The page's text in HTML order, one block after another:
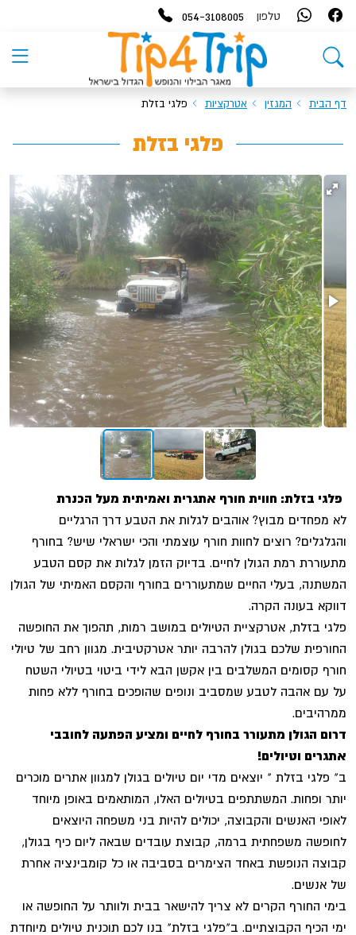
טלפון 054-3108005
דף הבית המגזין אטרקציות פלגי בזלת
פלגי בזלת
פלגי בזלת: חווית חורף אתגרית ואמיתית מעל הכנרת
לא מפחדים מבוץ? אוהבים לגלות את הטבע דרך הרגליים
והגלגלים? רוצים לחוות חורף עוצמתי והכי ישראלי שיש? בחורף
מתעוררת רמת הגולן לחיים. בדיוק הזמן לגלות את קסם הטבע
המשתנה, בעלי החיים שמתעוררים בחורף והקסם האמיתי של הגולן
דווקא בעונה הקרה.
פלגי בזלת, אטרקציית הטיולים במושב רמות, תהפוך את החופשה
החורפית שלכם בגולן להרבה יותר אטרקטיבית. מגוון רחב של טיולי
חורף קסומים המשלבים בין אקשן הבא לידי ביטוי בטיולי השטח
על עם אהבה לטבע שמסביב ונופים שהופכים בחורף ללא פחות
ממרהיבים.
דרום הגולן מתעורר בחורף לחיים ומציע הפתעה לחובבי
אתגרים וטיולים!
ב" פלגי בזלת " יוצאים מדי יום טיולים בגולן למגוון אתרים מוכרים
יותר ופחות. המשתתפים בטיולים האלו, המותאמים באופן מיוחד
לאופי האנשים והקבוצה, יכולים להיות בני משפחה היוצאים
לחופשה משפחתית ברמה, קבוצת עובדים שבאה ליום כיף בגולן,
קבוצה הנופשת באחד הצימרים בסביבה או כל קומבינציה אחרת
של אנשים.
בימי החורף הקרים לא צריך להישאר בבית ולוותר על החופשה או
ימי הכיף הקבוצתיים. ב"פלגי בזלת" בנו לכם תוכנית טיולים מיוחדת